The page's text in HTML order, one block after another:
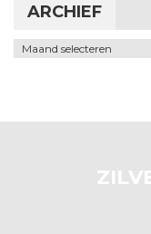
ARCHIEF
Archief